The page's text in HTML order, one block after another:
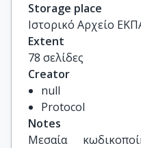
Storage place
Ιστορικό Αρχείο
Extent
78 σελίδες
Creator
null
Protocol
Notes
Μεσαία